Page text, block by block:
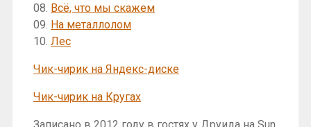
08. Всё, что мы скажем
09. На металлолом
10. Лес
Чик-чирик на Яндекс-диске
Чик-чирик на Кругах